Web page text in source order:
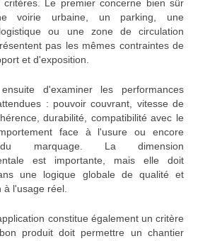
critères. Le premier concerne bien sûr
voirie urbaine, un parking, une
ou une zone de circulation
pas les mêmes contraintes de
et d'exposition.
d'examiner les performances
: pouvoir couvrant, vitesse de
durabilité, compatibilité avec le
face à l'usure ou encore
marquage. La dimension
est importante, mais elle doit
une logique globale de qualité et
à l'usage réel.
constitue également un critère
produit doit permettre un chantier